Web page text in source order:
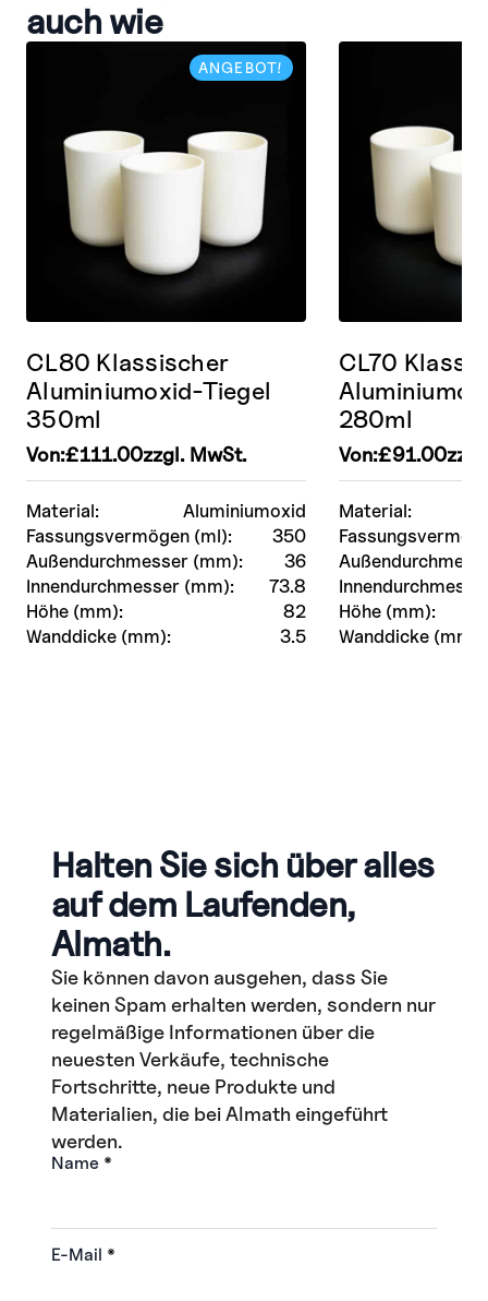
auch wie
ANGEBOT!
Material:
Aluminiumoxid
Fassungsvermögen (ml):
350
Außendurchmesser (mm):
36
Innendurchmesser (mm):
73.8
Höhe (mm):
82
Wanddicke (mm):
3.5
CL80 Klassischer
Aluminiumoxid-Tiegel
350ml
Von:£111.00zzgl. MwSt.
Material:
Höhe (mm):
Wanddicke (mm):
CL70
280ml
Von:£91.00
Halten Sie sich über alles
auf dem Laufenden,
Almath.
Sie können davon ausgehen, dass Sie
keinen Spam erhalten werden, sondern nur
regelmäßige Informationen über die
neuesten Verkäufe, technische
Fortschritte, neue Produkte und
Materialien, die bei Almath eingeführt
werden.
Name *
E-Mail *